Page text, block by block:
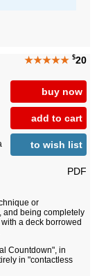
★★★★★ $20
buy now
add to cart
to wish list
PDF
or
and being completely
a deck borrowed
Countdown", in
in "contactless